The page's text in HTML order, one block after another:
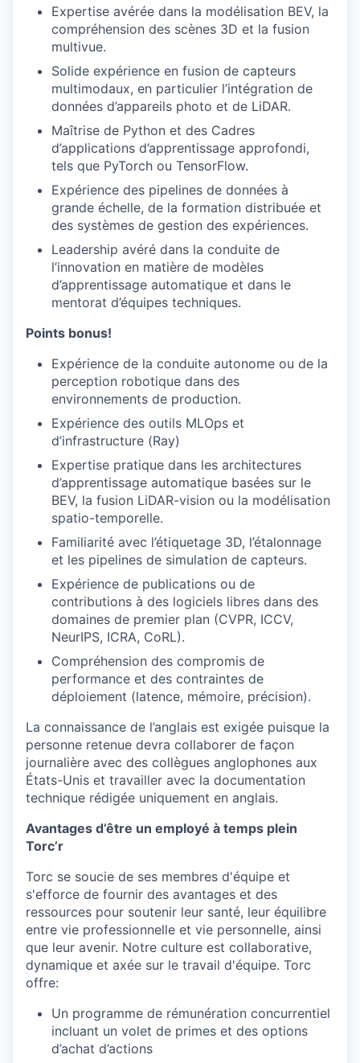
Expertise avérée dans la modélisation BEV, la
compréhension des scènes 3D et la fusion
multivue.
Solide expérience en fusion de capteurs
multimodaux, en particulier l’intégration de
données d’appareils photo et de LiDAR.
Maîtrise de Python et des Cadres
d’applications d’apprentissage approfondi,
tels que PyTorch ou TensorFlow.
Expérience des pipelines de données à
grande échelle, de la formation distribuée et
des systèmes de gestion des expériences.
Leadership avéré dans la conduite de
l’innovation en matière de modèles
d’apprentissage automatique et dans le
mentorat d’équipes techniques.
Points bonus!
Expérience de la conduite autonome ou de la
perception robotique dans des
environnements de production.
Expérience des outils MLOps et
d’infrastructure (Ray)
Expertise pratique dans les architectures
d’apprentissage automatique basées sur le
BEV, la fusion LiDAR-vision ou la modélisation
spatio-temporelle.
Familiarité avec l’étiquetage 3D, l’étalonnage
et les pipelines de simulation de capteurs.
Expérience de publications ou de
contributions à des logiciels libres dans des
domaines de premier plan (CVPR, ICCV,
NeurIPS, ICRA, CoRL).
Compréhension des compromis de
performance et des contraintes de
déploiement (latence, mémoire, précision).
La connaissance de l’anglais est exigée puisque la
personne retenue devra collaborer de façon
journalière avec des collègues anglophones aux
États-Unis et travailler avec la documentation
technique rédigée uniquement en anglais.
Avantages d’être un employé à temps plein
Torc’r
Torc se soucie de ses membres d'équipe et
s'efforce de fournir des avantages et des
ressources pour soutenir leur santé, leur équilibre
entre vie professionnelle et vie personnelle, ainsi
que leur avenir. Notre culture est collaborative,
dynamique et axée sur le travail d'équipe. Torc
offre:
Un programme de rémunération concurrentiel
incluant un volet de primes et des options
d’achat d’actions